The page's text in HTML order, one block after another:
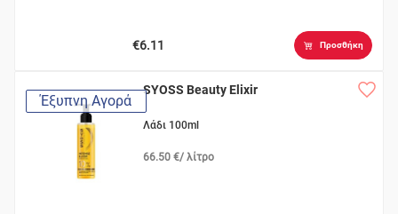
€6.11 Προσθήκη
Έξυπνη Αγορά
SYOSS Beauty Elixir
Λάδι 100ml
66.50 €/ λίτρο